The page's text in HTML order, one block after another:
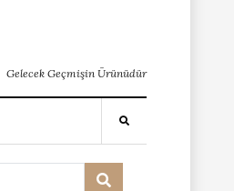
Gelecek Geçmişin Ürünüdür